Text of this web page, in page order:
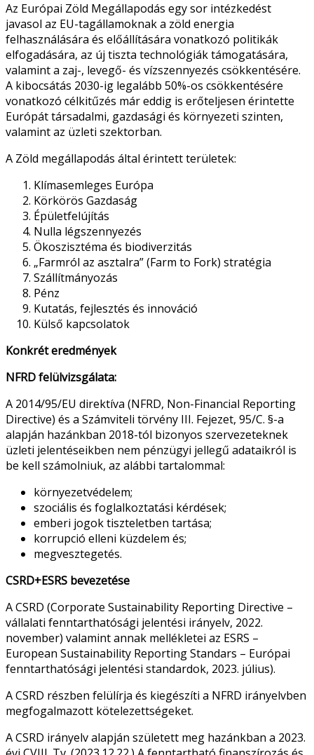
Az Európai Zöld Megállapodás egy sor intézkedést
javasol az EU-tagállamoknak a zöld energia
felhasználására és előállítására vonatkozó politikák
elfogadására, az új tiszta technológiák támogatására,
valamint a zaj-, levegő- és vízszennyezés csökkentésére.
A kibocsátás 2030-ig legalább 50%-os csökkentésére
vonatkozó célkitűzés már eddig is erőteljesen érintette
Európát társadalmi, gazdasági és környezeti szinten,
valamint az üzleti szektorban.
A Zöld megállapodás által érintett területek:
Klímasemleges Európa
Körkörös Gazdaság
Épületfelújítás
Nulla légszennyezés
Ökoszisztéma és biodiverzitás
„Farmról az asztalra” (Farm to Fork) stratégia
Szállítmányozás
Pénz
Kutatás, fejlesztés és innováció
Külső kapcsolatok
Konkrét eredmények
NFRDfelülvizsgálata:
A 2014/95/EU direktíva (NFRD, Non-Financial Reporting
Directive) és a Számviteli törvény III. Fejezet, 95/C. §-a
alapján hazánkban 2018-tól bizonyos szervezeteknek
üzleti jelentéseikben nem pénzügyi jellegű adataikról is
be kell számolniuk, az alábbi tartalommal:
környezetvédelem;
szociális és foglalkoztatási kérdések;
emberi jogok tiszteletben tartása;
korrupció elleni küzdelem és;
megvesztegetés.
CSRD+ESRS bevezetése
ACSRD (Corporate Sustainability Reporting Directive –
vállalati fenntarthatósági jelentési irányelv, 2022.
november) valamint annak mellékletei az ESRS –
European Sustainability Reporting Standars – Európai
fenntarthatósági jelentési standardok, 2023. július).
ACSRD részben felülírja és kiegészíti a NFRD irányelvben
megfogalmazott kötelezettségeket.
ACSRD irányelv alapján született meg hazánkban a 2023.